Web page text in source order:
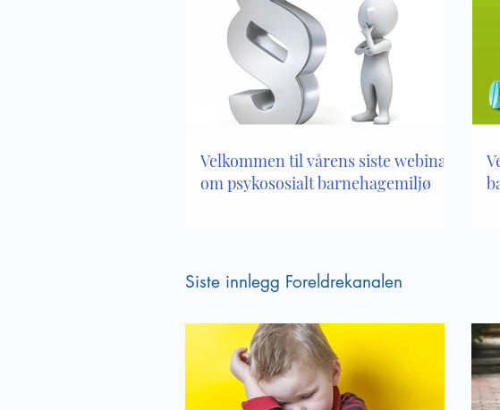
Bli kjent med innholdet i
Empati er en del av
kompetanse
Velkommen til vårens siste webinar
om psykososialt barnehagemiljø
Siste innlegg Foreldrekanalen